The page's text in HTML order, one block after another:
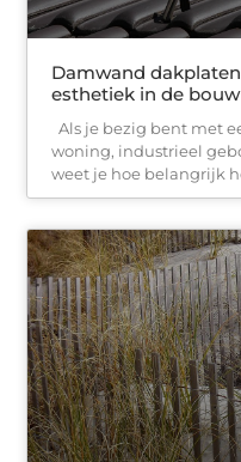
Damwand
esthetiek in de bouw
Als je bezig bent met
woning, industrieel
weet je hoe belangrijk